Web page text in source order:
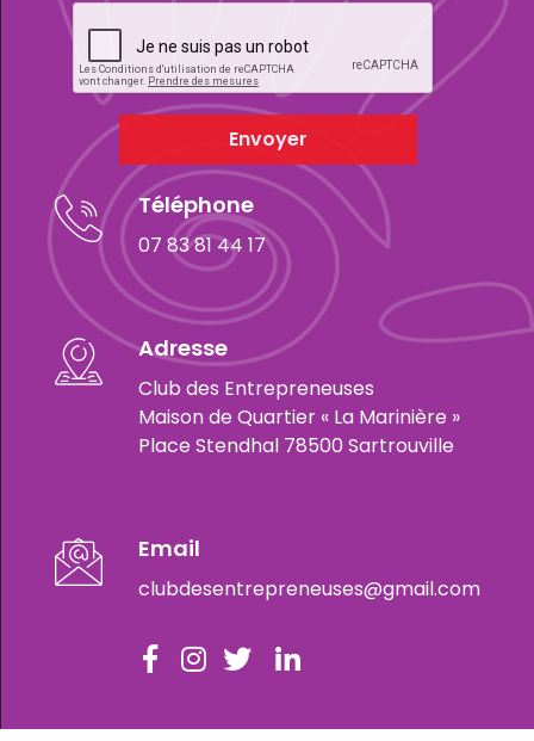
Envoyer
Téléphone
07 83 81 44 17
Adresse
Club des Entrepreneuses
Maison de Quartier « La Marinière »
Place Stendhal 78500 Sartrouville
Email
clubdesentrepreneuses@gmail.com